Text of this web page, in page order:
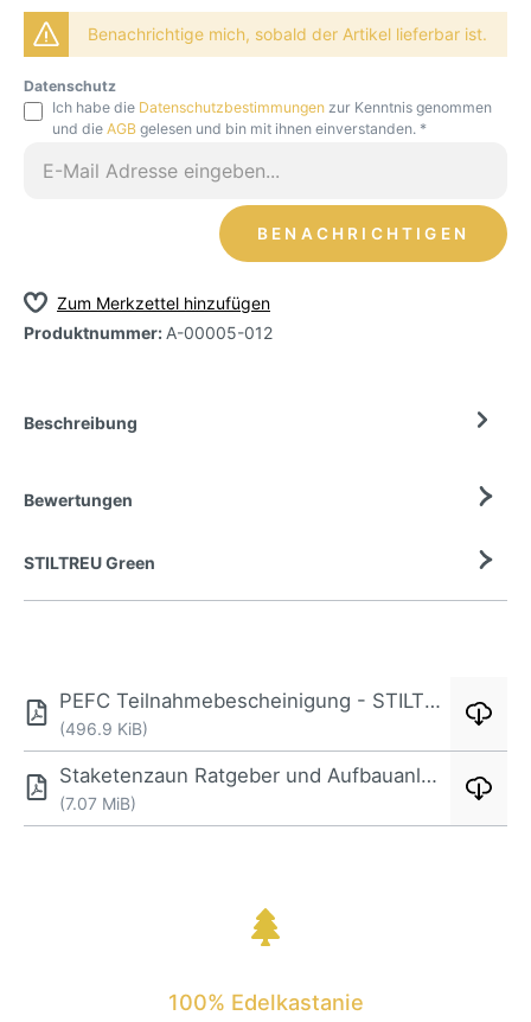
Benachrichtige mich, sobald der Artikel lieferbar ist.
Datenschutz
Ich habe die Datenschutzbestimmungen zur Kenntnis genommen
und die AGB gelesen und bin mit ihnen einverstanden. *
BENACHRICHTIGEN
Zum Merkzettel hinzufügen
Produktnummer:A-00005-012
Beschreibung
Bewertungen
STILTREU Green
PEFC Teilnahmebescheinigung - STILTREU
(496.9 KiB)
Staketenzaun Ratgeber und Aufbauanleitung - STILTREU
(7.07 MiB)
100% Edelkastanie